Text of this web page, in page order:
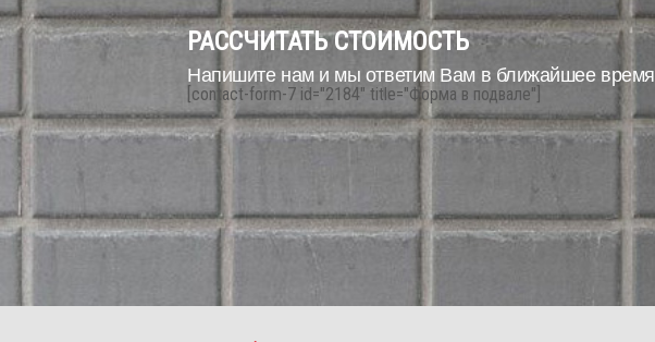
РАССЧИТАТЬ СТОИМОСТЬ
Напишите нам и мы ответим Вам в ближайшее время
[contact-form-7 id="2184" title="Форма в подвале"]